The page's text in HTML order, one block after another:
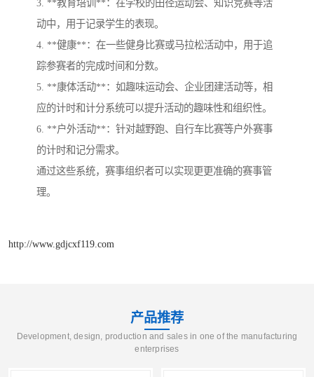
3. **教育培训**：在学校的田径运动会、知识竞赛等活
动中，用于记录学生的表现。
4. **健康**：在一些健身比赛或马拉松活动中，用于追
踪参赛者的完成时间和分数。
5. **康体活动**：如趣味运动会、企业团建活动等，相
应的计时和计分系统可以提升活动的趣味性和组织性。
6. **户外活动**：针对越野跑、自行车比赛等户外赛事
的计时和记分需求。
通过这些系统，赛事组织者可以实现更更准确的赛事管
理。
http://www.gdjcxf119.com
产品推荐
Development, design, production and sales in one of the manufacturing
enterprises